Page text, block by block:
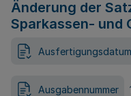
Änderung der
Sparkassen- und
Ausfertigungsdatum
Ausgabennummer